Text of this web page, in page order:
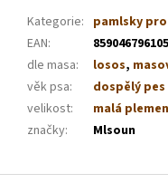
Kategorie: pamlsky
EAN:
dle masa: losos,
věk psa:
dospělý pes
velikost: malá
značky: Mlsoun